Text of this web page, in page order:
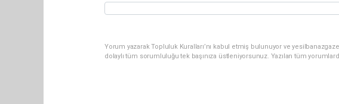
Yorum yazarak Topluluk Kuralları’nı kabul etmiş bulunuyor ve
dolaylı tüm sorumluluğu tek başınıza üstleniyorsunuz. Yazılan tüm